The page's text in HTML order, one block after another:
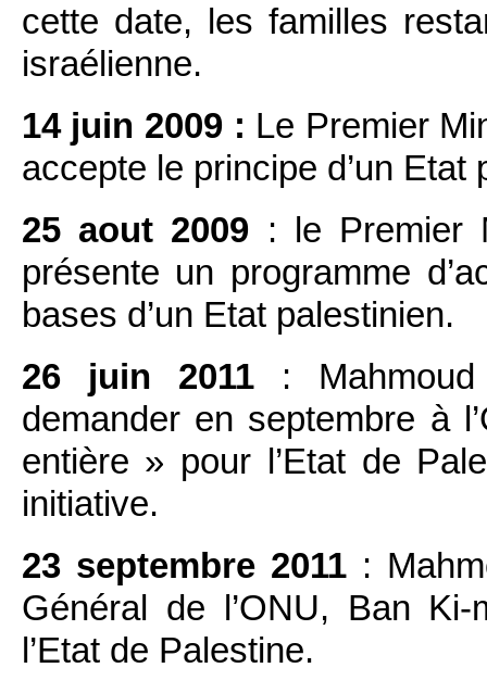
cette date, les familles
israélienne.
14 juin 2009 : Le Premier
accepte le principe d’un Etat
25 aout 2009 : le Premier
présente un programme
bases d’un Etat palestinien.
26 juin 2011 :
demander en septembre à
entière » pour l’Etat de
initiative.
23 septembre 2011 :
Général de l’ONU, Ban Ki-
l’Etat de Palestine.